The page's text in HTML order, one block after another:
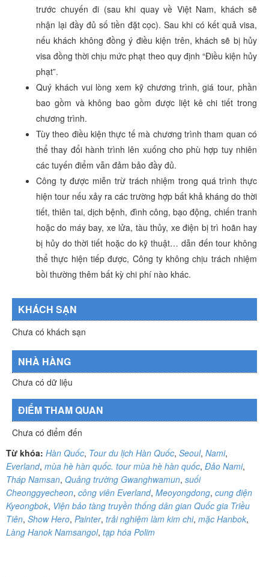
trước chuyến đi (sau khi quay về Việt Nam, khách sẽ
nhận lại đầy đủ số tiền đặt cọc). Sau khi có kết quả visa,
nếu khách không đồng ý điều kiện trên, khách sẽ bị hủy
visa đồng thời chịu mức phạt theo quy định “Điều kiện hủy
phạt”.
Quý khách vui lòng xem kỹ chương trình, giá tour, phần
bao gồm và không bao gồm được liệt kê chi tiết trong
chương trình.
Tùy theo điều kiện thực tế mà chương trình tham quan có
thể thay đổi hành trình lên xuống cho phù hợp tuy nhiên
các tuyến điểm vẫn đảm bảo đầy đủ.
Công ty được miễn trừ trách nhiệm trong quá trình thực
hiện tour nếu xảy ra các trường hợp bất khả kháng do thời
tiết, thiên tai, dịch bệnh, đình công, bạo động, chiến tranh
hoặc do máy bay, xe lửa, tàu thủy, xe điện bị trì hoãn hay
bị hủy do thời tiết hoặc do kỹ thuật… dẫn đến tour không
thể thực hiện tiếp được, Công ty không chịu trách nhiệm
bồi thường thêm bất kỳ chi phí nào khác.
KHÁCH SẠN
Chưa có khách sạn
NHÀ HÀNG
Chưa có dữ liệu
ĐIỂM THAM QUAN
Chưa có điểm đến
Từ khóa: Hàn Quốc, Tour du lịch Hàn Quốc, Seoul, Nami,
Everland, mùa hè hàn quốc. tour mùa hè hàn quốc, Đảo Nami,
Tháp Namsan, Quảng trường Gwanghwamun, suối
Cheonggyecheon, công viên Everland, Meoyongdong, cung điện
Kyeongbok, Viện bảo tàng truyền thống dân gian Quốc gia Triều
Tiên, Show Hero, Painter, trải nghiệm làm kim chi, mặc Hanbok,
Làng Hanok Namsangol, tạp hóa Polim